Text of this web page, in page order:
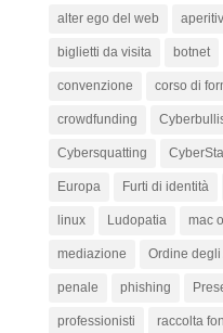
alter ego del web
biglietti da visita botnet
convenzione corso di
crowdfunding
Cybersquatting
Europa Furti di identità
linux Ludopatia mac
mediazione Ordine degli
penale phishing
professionisti raccolta